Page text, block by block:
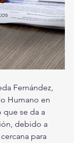
Fernández,
Humano en
que se da a
debido a
para